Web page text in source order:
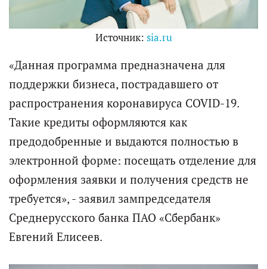
Источник: sia.ru
«Данная программа предназначена для
поддержки бизнеса, пострадавшего от
распространения коронавируса COVID-19.
Такие кредиты оформляются как
предодобренные и выдаются полностью в
электронной форме: посещать отделение для
оформления заявки и получения средств не
требуется», - заявил зампредседателя
Среднерусского банка ПАО «Сбербанк»
Евгений Елисеев.